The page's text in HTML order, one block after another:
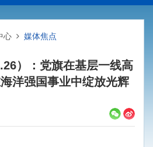
心 媒体焦点
）：党旗在基层一线高
洋强国事业中绽放光辉